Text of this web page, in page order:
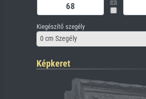
Kiegészítő szegély
0 cm Szegély
Képkeret